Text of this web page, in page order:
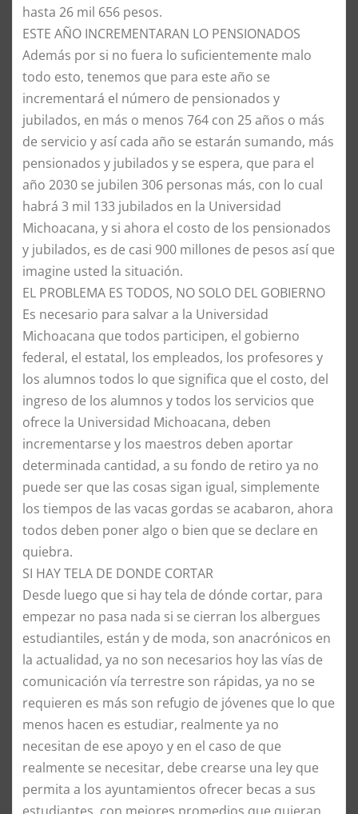
hasta 26 mil 656 pesos.
ESTE AÑO INCREMENTARAN LO PENSIONADOS
Además por si no fuera lo suficientemente malo
todo esto, tenemos que para este año se
incrementará el número de pensionados y
jubilados, en más o menos 764 con 25 años o más
de servicio y así cada año se estarán sumando, más
pensionados y jubilados y se espera, que para el
año 2030 se jubilen 306 personas más, con lo cual
habrá 3 mil 133 jubilados en la Universidad
Michoacana, y si ahora el costo de los pensionados
y jubilados, es de casi 900 millones de pesos así que
imagine usted la situación.
EL PROBLEMA ES TODOS, NO SOLO DEL GOBIERNO
Es necesario para salvar a la Universidad
Michoacana que todos participen, el gobierno
federal, el estatal, los empleados, los profesores y
los alumnos todos lo que significa que el costo, del
ingreso de los alumnos y todos los servicios que
ofrece la Universidad Michoacana, deben
incrementarse y los maestros deben aportar
determinada cantidad, a su fondo de retiro ya no
puede ser que las cosas sigan igual, simplemente
los tiempos de las vacas gordas se acabaron, ahora
todos deben poner algo o bien que se declare en
quiebra.
SI HAY TELA DE DONDE CORTAR
Desde luego que si hay tela de dónde cortar, para
empezar no pasa nada si se cierran los albergues
estudiantiles, están y de moda, son anacrónicos en
la actualidad, ya no son necesarios hoy las vías de
comunicación vía terrestre son rápidas, ya no se
requieren es más son refugio de jóvenes que lo que
menos hacen es estudiar, realmente ya no
necesitan de ese apoyo y en el caso de que
realmente se necesitar, debe crearse una ley que
permita a los ayuntamientos ofrecer becas a sus
estudiantes, con mejores promedios que quieran